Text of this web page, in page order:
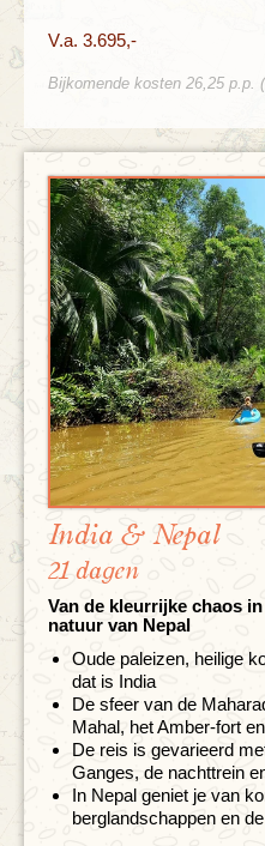
V.a. 3.695,-
Bijkomende kosten 26,25 p.p.
India & Nepal
21 dagen
Van de kleurrijke chaos
natuur van Nepal
Oude paleizen, heilige
dat is India
De sfeer van de
Mahal, het Amber-fort
De reis is gevarieerd
Ganges, de nachttrein
In Nepal geniet je van
berglandschappen en